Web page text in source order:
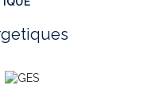
double vitrage,chauffage
edf), taxe foncière 2023
éditoriale de mr SOULE